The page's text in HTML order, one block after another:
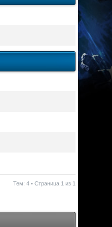
Тем: 4 • Страница 1 из 1